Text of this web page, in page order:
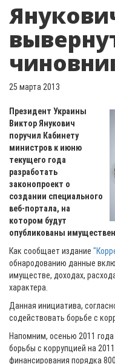
25 марта 2013
Президент Украины
Виктор Янукович
поручил Кабинету
министров к июню
текущего года
разработать
законопроект о
создании специального
веб-портала, на
котором будут
опубликованы
Как сообщает издание
обнародованию данные
имуществе, доходах,
характера.
Данная инициатива,
содействовать борьбе с
Напомним, осенью 2011
борьбы с коррупцией на
финансирования порядка